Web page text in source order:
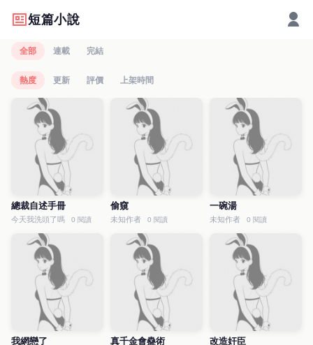
短篇小說
全部 連載 完結
熱度 更新 評價 上架時間
總裁自述手冊
今天我洗頭了嗎 0 閱讀
偷窺
未知作者 0 閱讀
一碗湯
未知作者 0 閱讀
我網戀了 真千金會蠱術 改造奸臣